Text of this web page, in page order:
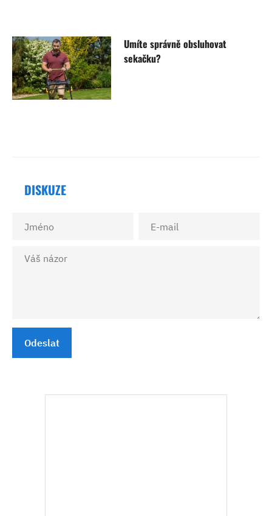
Umíte správně obsluhovat
sekačku?
DISKUZE
Odeslat